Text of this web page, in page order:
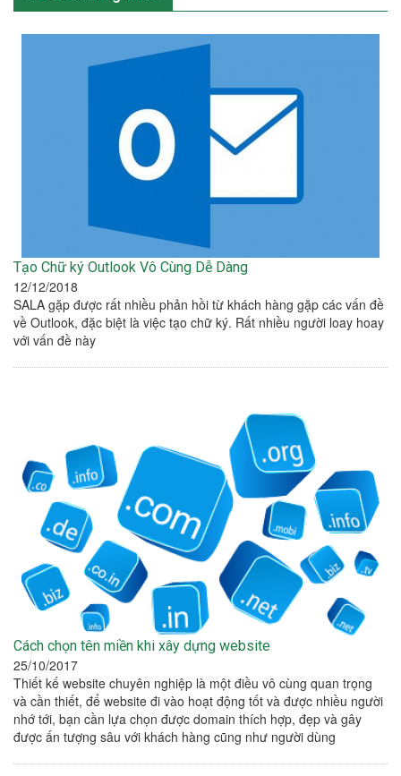
Tạo Chữ ký Outlook Vô Cùng Dễ Dàng
12/12/2018
SALA gặp được rất nhiều phản hồi từ khách hàng gặp các vấn đề
về Outlook, đặc biệt là việc tạo chữ ký. Rất nhiều người loay hoay
với vấn đề này
Cách chọn tên miền khi xây dựng website
25/10/2017
Thiết kế website chuyên nghiệp là một điều vô cùng quan trọng
và cần thiết, để website đi vào hoạt động tốt và được nhiều người
nhớ tới, bạn cần lựa chọn được domain thích hợp, đẹp và gây
được ấn tượng sâu với khách hàng cũng như người dùng